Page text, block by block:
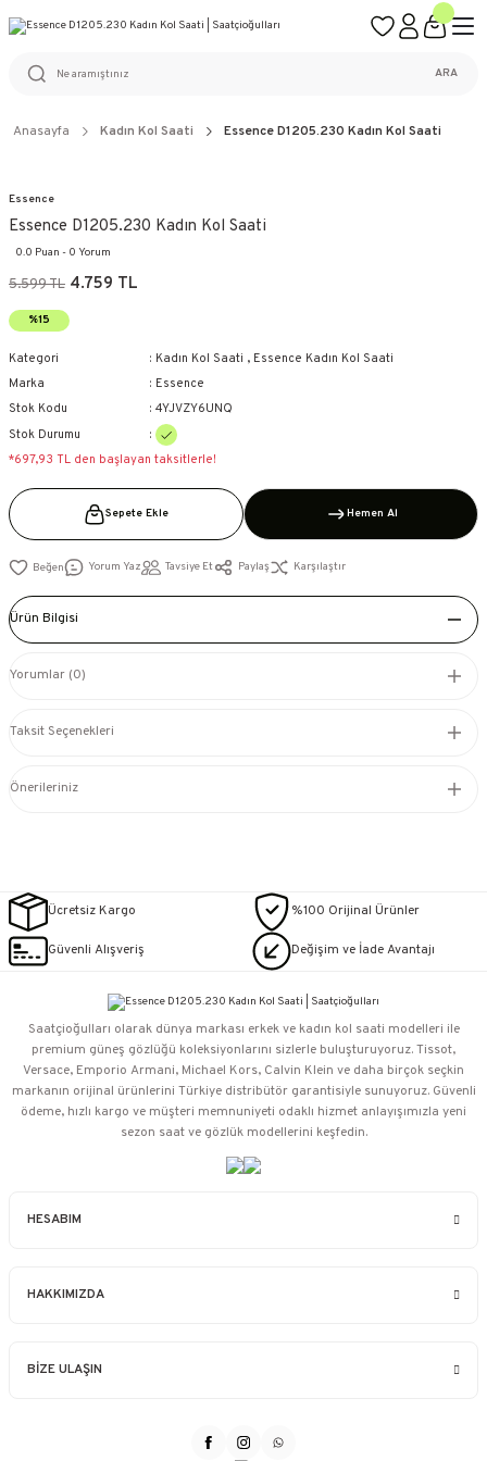
%100 ORİJİNAL ÜRÜN GARANTİSİ
ARA
Anasayfa Kadın Kol Saati Essence D1205.230 Kadın Kol Saati
Essence
Essence D1205.230 Kadın Kol Saati
0.0 Puan - 0 Yorum
5.599 TL 4.759 TL
%15
Kategori Kadın Kol Saati , Essence Kadın Kol Saati
Marka
Essence
Stok Kodu
4YJVZY6UNQ
Stok Durumu
*697,93 TL den başlayan taksitlerle!
Sepete Ekle Hemen Al
Yorum Yaz Tavsiye Et Paylaş Karşılaştır
Ürün Bilgisi
Yorumlar (0)
Taksit Seçenekleri
Önerileriniz
Ücretsiz Kargo %100 Orijinal Ürünler
Güvenli Alışveriş Değişim ve İade Avantajı
HESABIM
HAKKIMIZDA
BİZE ULAŞIN
Saatçioğulları⁠ olarak dünya markası erkek ve kadın kol saati modelleri ile
premium güneş gözlüğü koleksiyonlarını sizlerle buluşturuyoruz. Tissot,
Versace, Emporio Armani, Michael Kors, Calvin Klein ve daha birçok seçkin
markanın orijinal ürünlerini Türkiye distribütör garantisiyle sunuyoruz. Güvenli
ödeme, hızlı kargo ve müşteri memnuniyeti odaklı hizmet anlayışımızla yeni
sezon saat ve gözlük modellerini keşfedin.